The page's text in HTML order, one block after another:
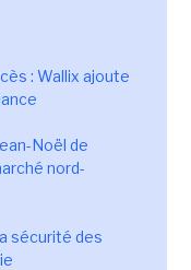
: Wallix ajoute
Noël de
nord-
sécurité des